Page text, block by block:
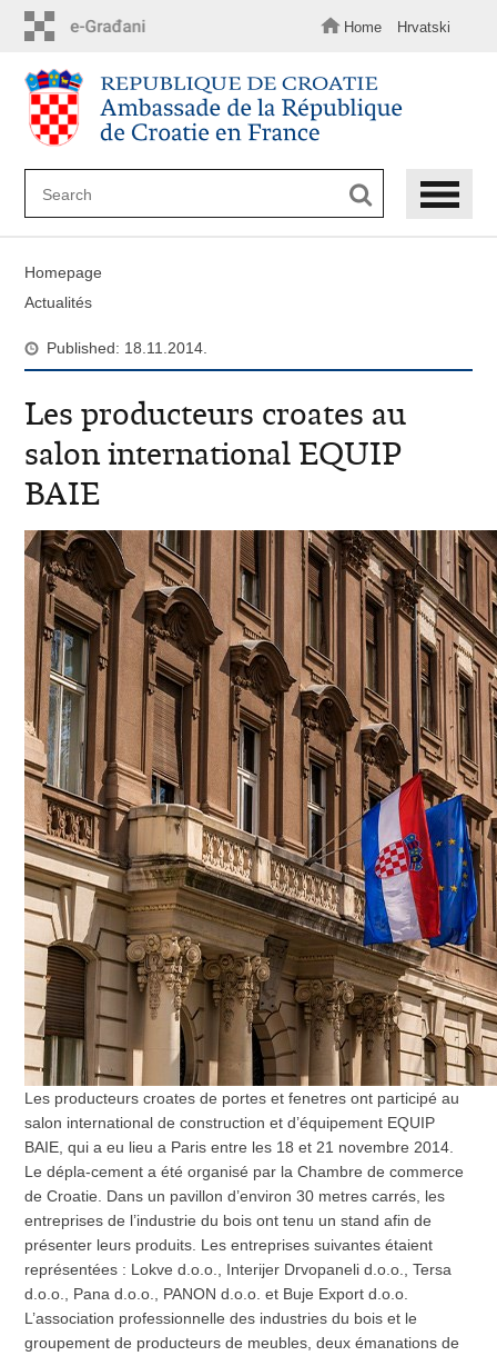
content
Home Hrvatski
Homepage
Actualités
Published: 18.11.2014.
Les producteurs croates au
salon international EQUIP
BAIE
Les producteurs croates de portes et fenetres ont participé au
salon international de construction et d’équipement EQUIP
BAIE, qui a eu lieu a Paris entre les 18 et 21 novembre 2014.
Le dépla-cement a été organisé par la Chambre de commerce
de Croatie. Dans un pavillon d’environ 30 metres carrés, les
entreprises de l’industrie du bois ont tenu un stand afin de
présenter leurs produits. Les entreprises suivantes étaient
représentées : Lokve d.o.o., Interijer Drvopaneli d.o.o., Tersa
d.o.o., Pana d.o.o., PANON d.o.o. et Buje Export d.o.o.
L’association professionnelle des industries du bois et le
groupement de producteurs de meubles, deux émanations de